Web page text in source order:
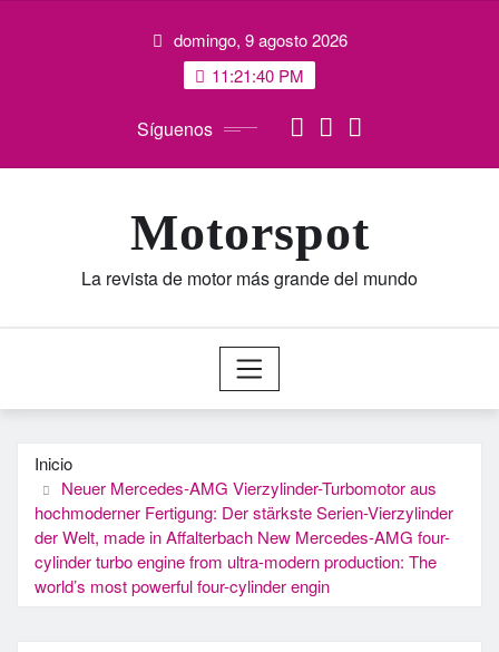
domingo, 9 agosto 2026
11:21:40 PM
Síguenos
Motorspot
La revista de motor más grande del mundo
Inicio
Neuer Mercedes-AMG Vierzylinder-Turbomotor aus
hochmoderner Fertigung: Der stärkste Serien-Vierzylinder
der Welt, made in Affalterbach New Mercedes-AMG four-
cylinder turbo engine from ultra-modern production: The
world’s most powerful four-cylinder engin